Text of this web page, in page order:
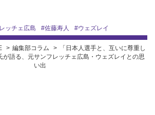
ッチェ広島 #佐藤寿人 #ウェズレイ
編集部コラム
「日本人選手と、互いに尊重し
が語る、元サンフレッチェ広島・ウェズレイとの思
い出